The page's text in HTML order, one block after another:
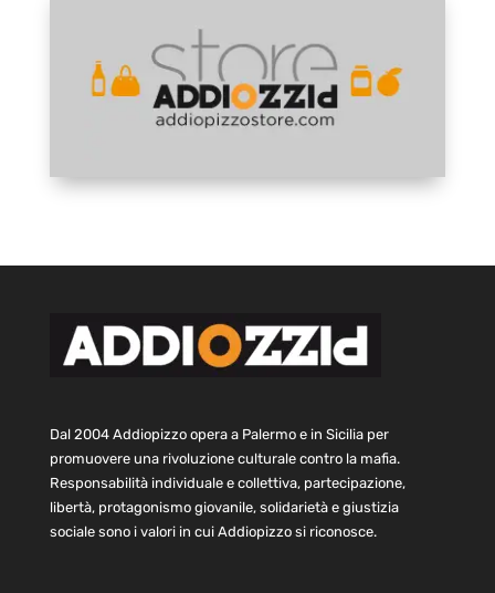
Dal 2004 Addiopizzo opera a Palermo e in Sicilia per
promuovere una rivoluzione culturale contro la mafia.
Responsabilità individuale e collettiva, partecipazione,
libertà, protagonismo giovanile, solidarietà e giustizia
sociale sono i valori in cui Addiopizzo si riconosce.